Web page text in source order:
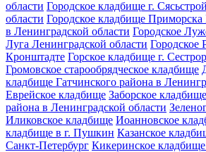
области Городское кладбище г.
области Городское кладбище Приморска
в Ленинградской области Городское
Луга Ленинградской области Городское
Кронштадте Горское кладбище г.
Громовское старообрядческое кладбище
кладбище Гатчинского района в
Еврейское кладбище Заборское
района в Ленинградской области
Иликовское кладбище Иоанновское
кладбище в г. Пушкин Казанское
Санкт-Петербург Кикеринское